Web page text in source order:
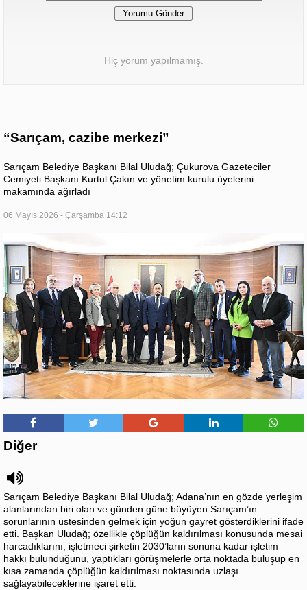
Hiç yorum yapılmamış.
“Sarıçam, cazibe merkezi”
Sarıçam Belediye Başkanı Bilal Uludağ; Çukurova Gazeteciler
Cemiyeti Başkanı Kurtul Çakın ve yönetim kurulu üyelerini
makamında ağırladı
06 Mayıs 2026 - Çarşamba 14:12
Diğer
Sarıçam Belediye Başkanı Bilal Uludağ; Adana’nın en gözde yerleşim
alanlarından biri olan ve günden güne büyüyen Sarıçam’ın
sorunlarının üstesinden gelmek için yoğun gayret gösterdiklerini ifade
etti. Başkan Uludağ; özellikle çöplüğün kaldırılması konusunda mesai
harcadıklarını, işletmeci şirketin 2030’ların sonuna kadar işletim
hakkı bulunduğunu, yaptıkları görüşmelerle orta noktada buluşup en
kısa zamanda çöplüğün kaldırılması noktasında uzlaşı
sağlayabileceklerine işaret etti.